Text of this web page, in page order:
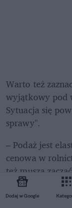
Dodaj w Google
Warto też
wyjątkowy pod
Sytuacja się
sprawy".
– Podaż jest
cenowa w
też muszą
pory bardziej
co też jest